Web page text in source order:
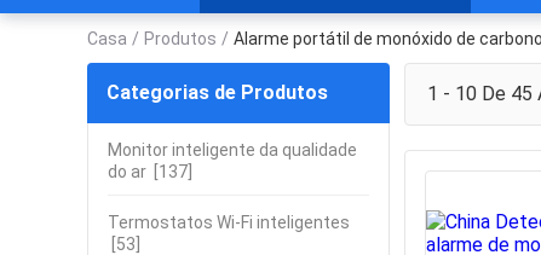
Casa / Produtos / Alarme portátil de monóxido de carbono
Categorias de Produtos
Monitor inteligente da qualidade
do ar [137]
Termostatos Wi-Fi inteligentes
[53]
1 - 10 De 45